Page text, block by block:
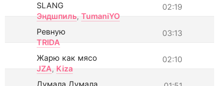
02:19
SLANG
Эндшпиль, TumaniYO
03:13
Ревную
TRIDA
02:10
Жарю как мясо
JZA, Kiza
Думала Думала